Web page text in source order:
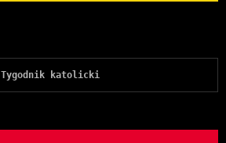
Tygodnik katolicki